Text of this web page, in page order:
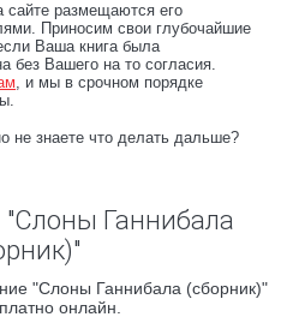
сайте размещаются его
Приносим свои глубочайшие
Ваша книга была
без Вашего на то согласия.
, и мы в срочном порядке
не знаете что делать дальше?
"Слоны Ганнибала
"Слоны Ганнибала (сборник)"
онлайн.